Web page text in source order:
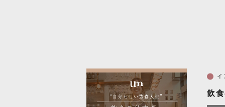
イ
飲